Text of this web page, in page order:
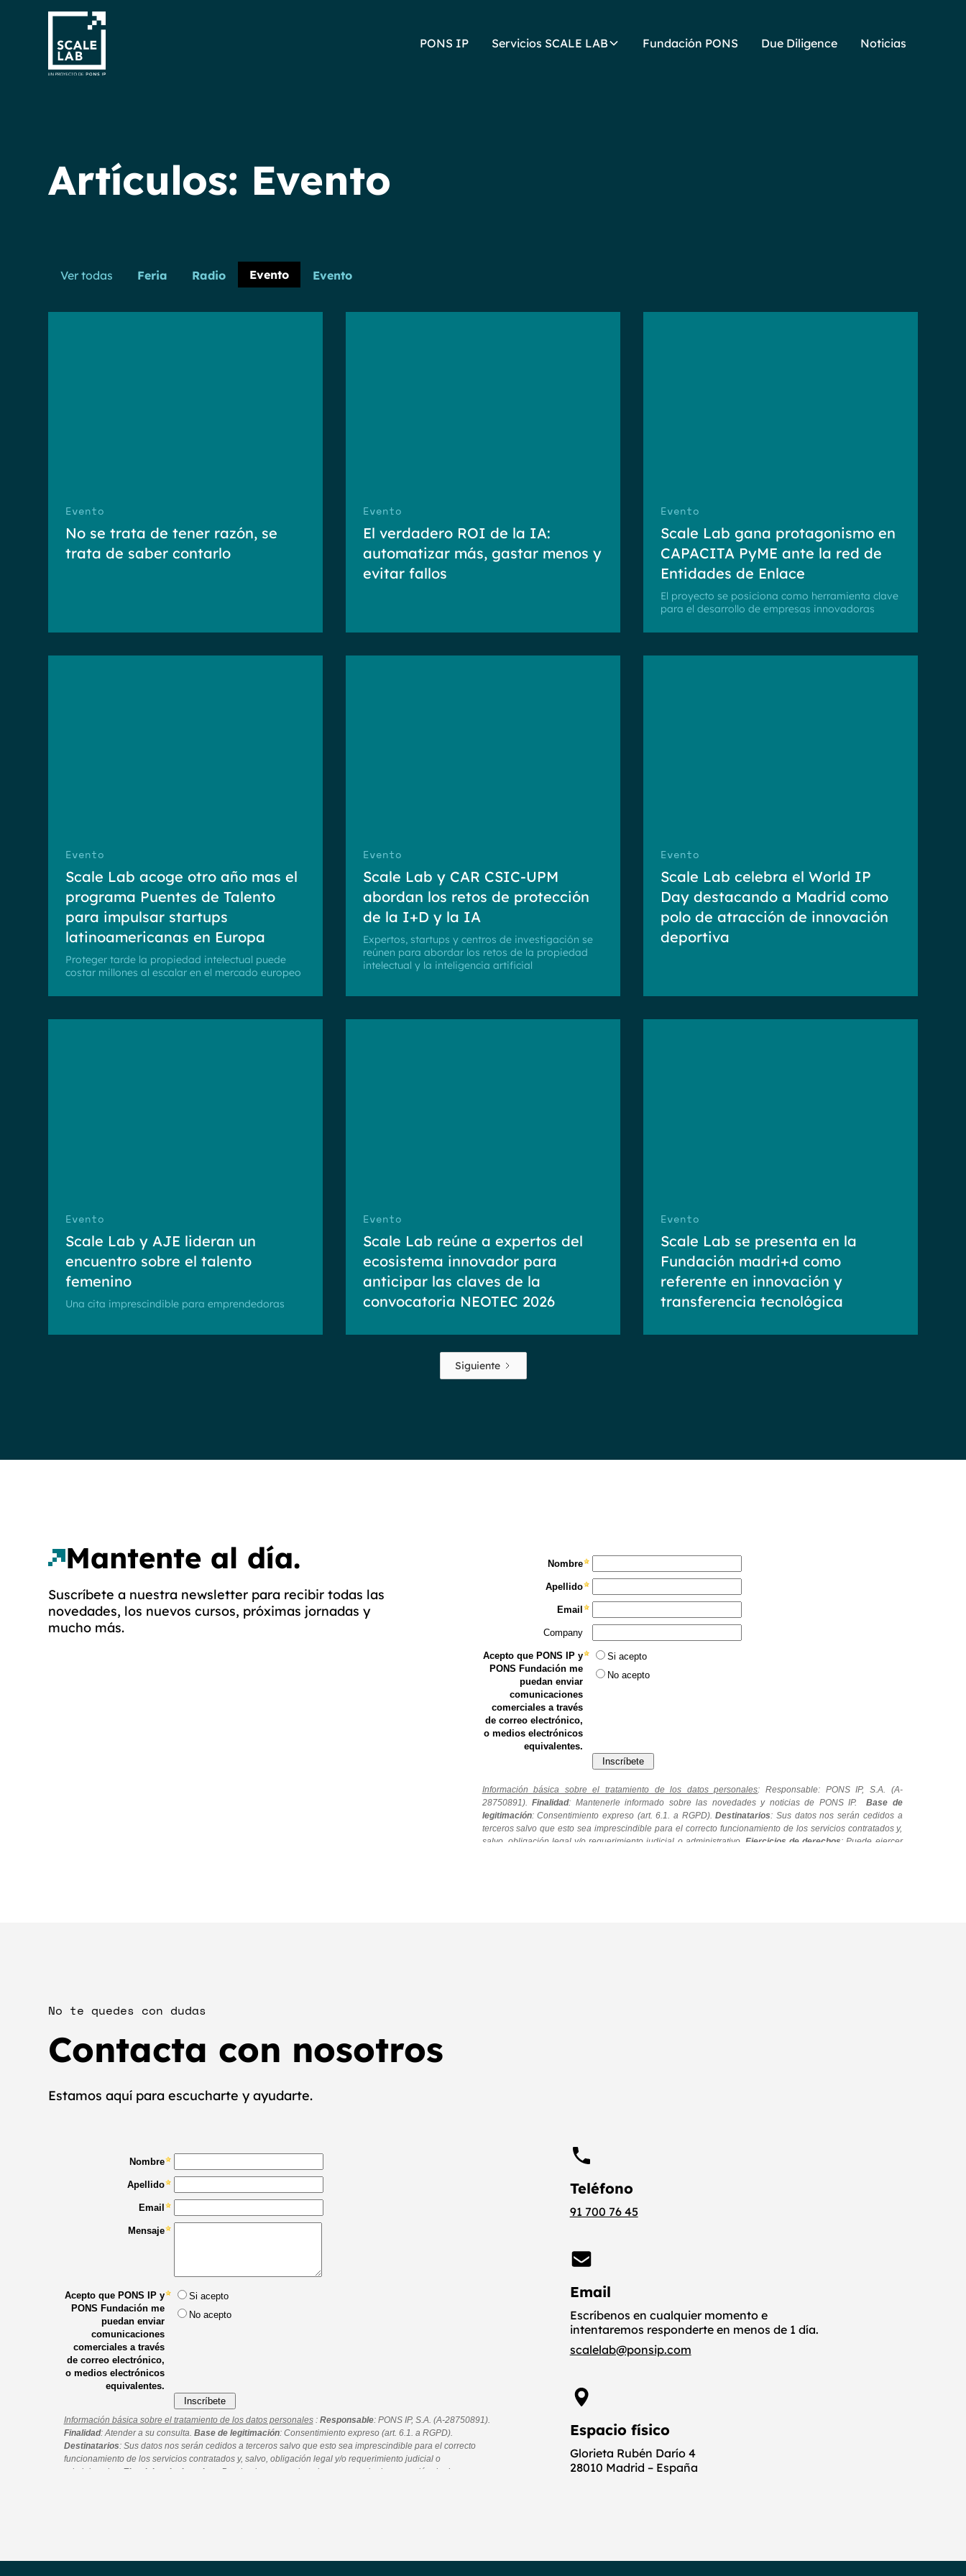
PONS IP Servicios SCALE LAB Fundación PONS Due Diligence Noticias
Artículos: Evento
Ver todas Feria Radio Evento Evento
Evento
No se trata de tener razón, se
trata de saber contarlo
Evento
El verdadero ROI de la IA:
automatizar más, gastar menos y
evitar fallos
Evento
Scale Lab gana protagonismo en
CAPACITA PyME ante la red de
Entidades de Enlace
El proyecto se posiciona como herramienta clave
para el desarrollo de empresas innovadoras
Evento
Scale Lab acoge otro año mas el
programa Puentes de Talento
para impulsar startups
latinoamericanas en Europa
Proteger tarde la propiedad intelectual puede
costar millones al escalar en el mercado europeo
Evento
Scale Lab y CAR CSIC-UPM
abordan los retos de protección
de la I+D y la IA
Expertos, startups y centros de investigación se
reúnen para abordar los retos de la propiedad
intelectual y la inteligencia artificial
Evento
Scale Lab celebra el World IP
Day destacando a Madrid como
polo de atracción de innovación
deportiva
Evento
Scale Lab y AJE lideran un
encuentro sobre el talento
femenino
Una cita imprescindible para emprendedoras
Evento
Scale Lab reúne a expertos del
ecosistema innovador para
anticipar las claves de la
convocatoria NEOTEC 2026
Evento
Scale Lab se presenta en la
Fundación madri+d como
referente en innovación y
transferencia tecnológica
Siguiente
Mantente al día.
Suscríbete a nuestra newsletter para recibir todas las
novedades, los nuevos cursos, próximas jornadas y
mucho más.
No te quedes con dudas
Contacta con nosotros
Estamos aquí para escucharte y ayudarte.
Teléfono
91 700 76 45
Email
Escríbenos en cualquier momento e
intentaremos responderte en menos de 1 día.
scalelab@ponsip.com
Espacio físico
Glorieta Rubén Darío 4
28010 Madrid – España